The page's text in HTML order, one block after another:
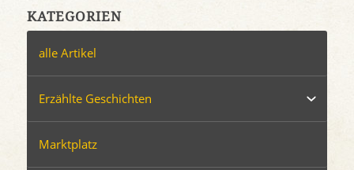
KATEGORIEN
alle Artikel
Erzählte Geschichten
Marktplatz